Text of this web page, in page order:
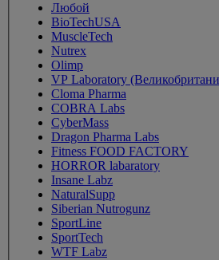
Любой
BioTechUSA
MuscleTech
Nutrex
Olimp
VP Laboratory
Cloma Pharma
COBRA Labs
CyberMass
Dragon Pharma Labs
Fitness FOOD FACTORY
HORROR labaratory
Insane Labz
NaturalSupp
Siberian Nutrogunz
SportLine
SportTech
WTF Labz